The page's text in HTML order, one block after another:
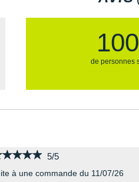
de personnes
5/5
à une commande du 11/07/26